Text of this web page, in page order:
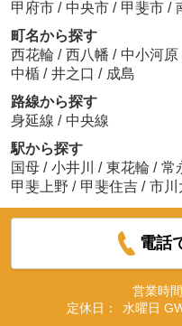
甲府市 / 中央市 / 甲斐市 /
町名から探す
西花輪 / 西八幡 / 中小河原
中楯 / 井之口 / 成島
路線から探す
身延線 / 中央線
駅から探す
国母 / 小井川 / 東花輪 / 常
甲斐上野 / 甲斐住吉 / 市川
電話
営業時間
定休日：
水曜日